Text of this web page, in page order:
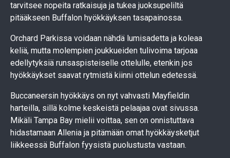
tarvitsee nopeita ratkaisuja ja tukea juoksupeliltä
pitääkseen Buffalon hyökkäyksen tasapainossa.
Orchard Parkissa voidaan nähdä lumisadetta ja koleaa
keliä, mutta molempien joukkueiden tulivoima tarjoaa
edellytyksiä runsaspisteiselle ottelulle, etenkin jos
hyökkäykset saavat rytmistä kiinni ottelun edetessä.
Buccaneersin hyökkäys on nyt vahvasti Mayfieldin
harteilla, sillä kolme keskeistä pelaajaa ovat sivussa.
Mikäli Tampa Bay mielii voittaa, sen on onnistuttava
hidastamaan Allenia ja pitämään omat hyökkäysketjut
liikkeessä Buffalon fyysistä puolustusta vastaan.